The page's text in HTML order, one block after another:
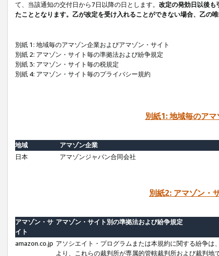
て、当該通知の交付日から7日以降の日とします。 改定の発効日以後も
たこととなります。乙が改定を受け入れることができない場合、乙の
別紙 1: 地域毎のアマゾン企業およびアマゾン・サイト
別紙 2: アマゾン・サイト毎の準拠法および紛争規定
別紙 3: アマゾン・サイト毎の税規定
別紙 4: アマゾン・サイト毎のプライバシー規約
別紙1: 地域毎のア
地域
アマゾン企業
日本
アマゾンジャパン合同会社
別紙2: アマゾン・
アマゾン・サ
イト
アマゾン・サイト別の準拠法および紛争規定
amazon.co.jp アソシエイト・プログラムまたは本規約に関する紛争
より、これらの裁判所が専属的管轄裁判所および裁判